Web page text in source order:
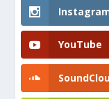
YouTube